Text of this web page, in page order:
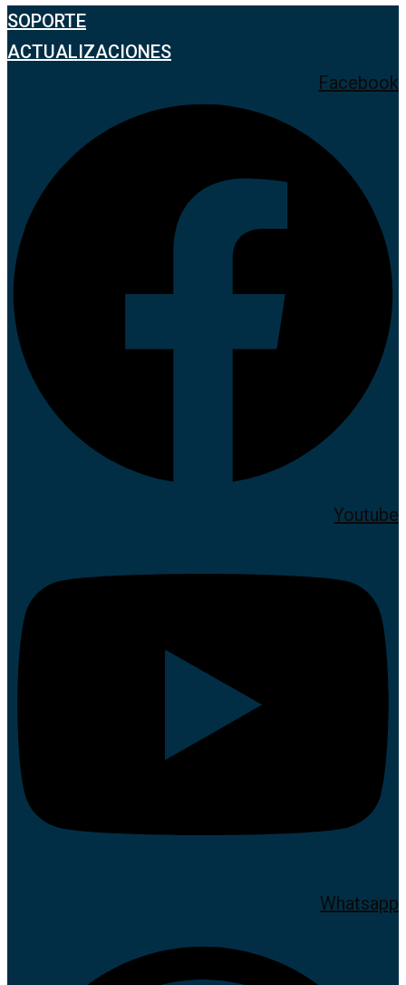
SOPORTE
ACTUALIZACIONES
Facebook
Youtube
Whatsapp